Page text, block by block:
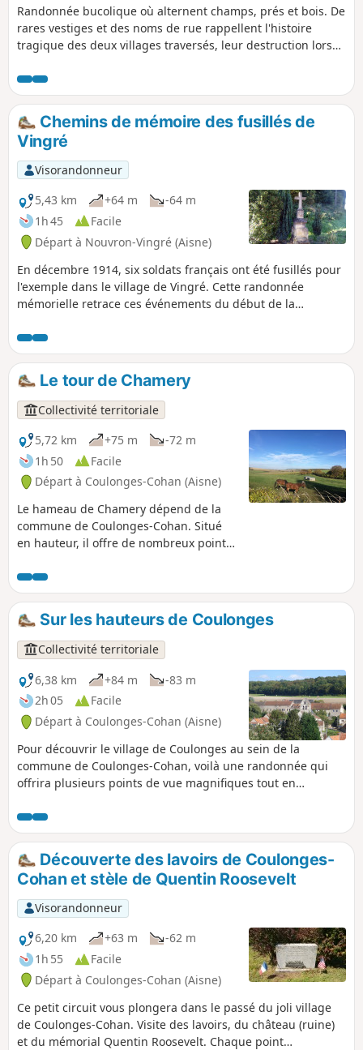
Randonnée bucolique où alternent champs, prés et bois. De
rares vestiges et des noms de rue rappellent l'histoire
tragique des deux villages traversés, leur destruction lors
Parcours conçu et entretenu par la Communauté de
communes du Val de l'Aisne.
Chemins de mémoire des fusillés de
Vingré
Visorandonneur
5,43 km
+64 m
-64 m
1h 45
Facile
Départ à Nouvron-Vingré (Aisne)
En décembre 1914, six soldats français ont été fusillés pour
l'exemple dans le village de Vingré. Cette randonnée
mémorielle retrace ces événements du début de la
par la retranscription de la dernière lettre de ces
malheureux et par le sobre monument qui leur rend
hommage. On passe à la Croix Brisée, puis aux ruines de la
Ferme et aux carrières de Confrécourt, qui sont autant de
témoignages de la violence inouïe de cette guerre.
Le tour de Chamery
Collectivité territoriale
5,72 km
+75 m
-72 m
1h 50
Facile
Départ à Coulonges-Cohan (Aisne)
Le hameau de Chamery dépend de la
commune de Coulonges-Cohan. Situé
en hauteur, il offre de nombreux points
circuit permet de découvrir la stèle qui
commémore le souvenir de Quentin
Roosevelt, fils du Président Théodore
Roosevelt, dont l'avion a été abattu lors
d'un combat aérien dans le ciel de
Chamery le 14 juillet 1918. Vous
découvrirez, également, la fontaine
commémorative offerte aux habitants
du hameau par la famille Roosevelt.
Sur les hauteurs de Coulonges
Collectivité territoriale
6,38 km
+84 m
-83 m
2h 05
Facile
Départ à Coulonges-Cohan (Aisne)
Pour découvrir le village de Coulonges au sein de la
commune de Coulonges-Cohan, voilà une randonnée qui
offrira plusieurs points de vue magnifiques tout en
travers champs.
Découverte des lavoirs de Coulonges-
Cohan et stèle de Quentin Roosevelt
Visorandonneur
6,20 km
+63 m
-62 m
1h 55
Facile
Départ à Coulonges-Cohan (Aisne)
Ce petit circuit vous plongera dans le passé du joli village
de Coulonges-Cohan. Visite des lavoirs, du château (ruine)
et du mémorial Quentin Roosevelt. Chaque point